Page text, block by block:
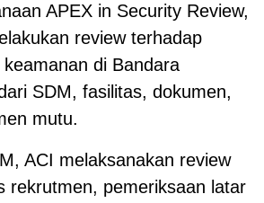
APEX in Security Review,
review terhadap
di Bandara
SDM, fasilitas, dokumen,
mutu.
ACI melaksanakan review
rekrutmen, pemeriksaan latar